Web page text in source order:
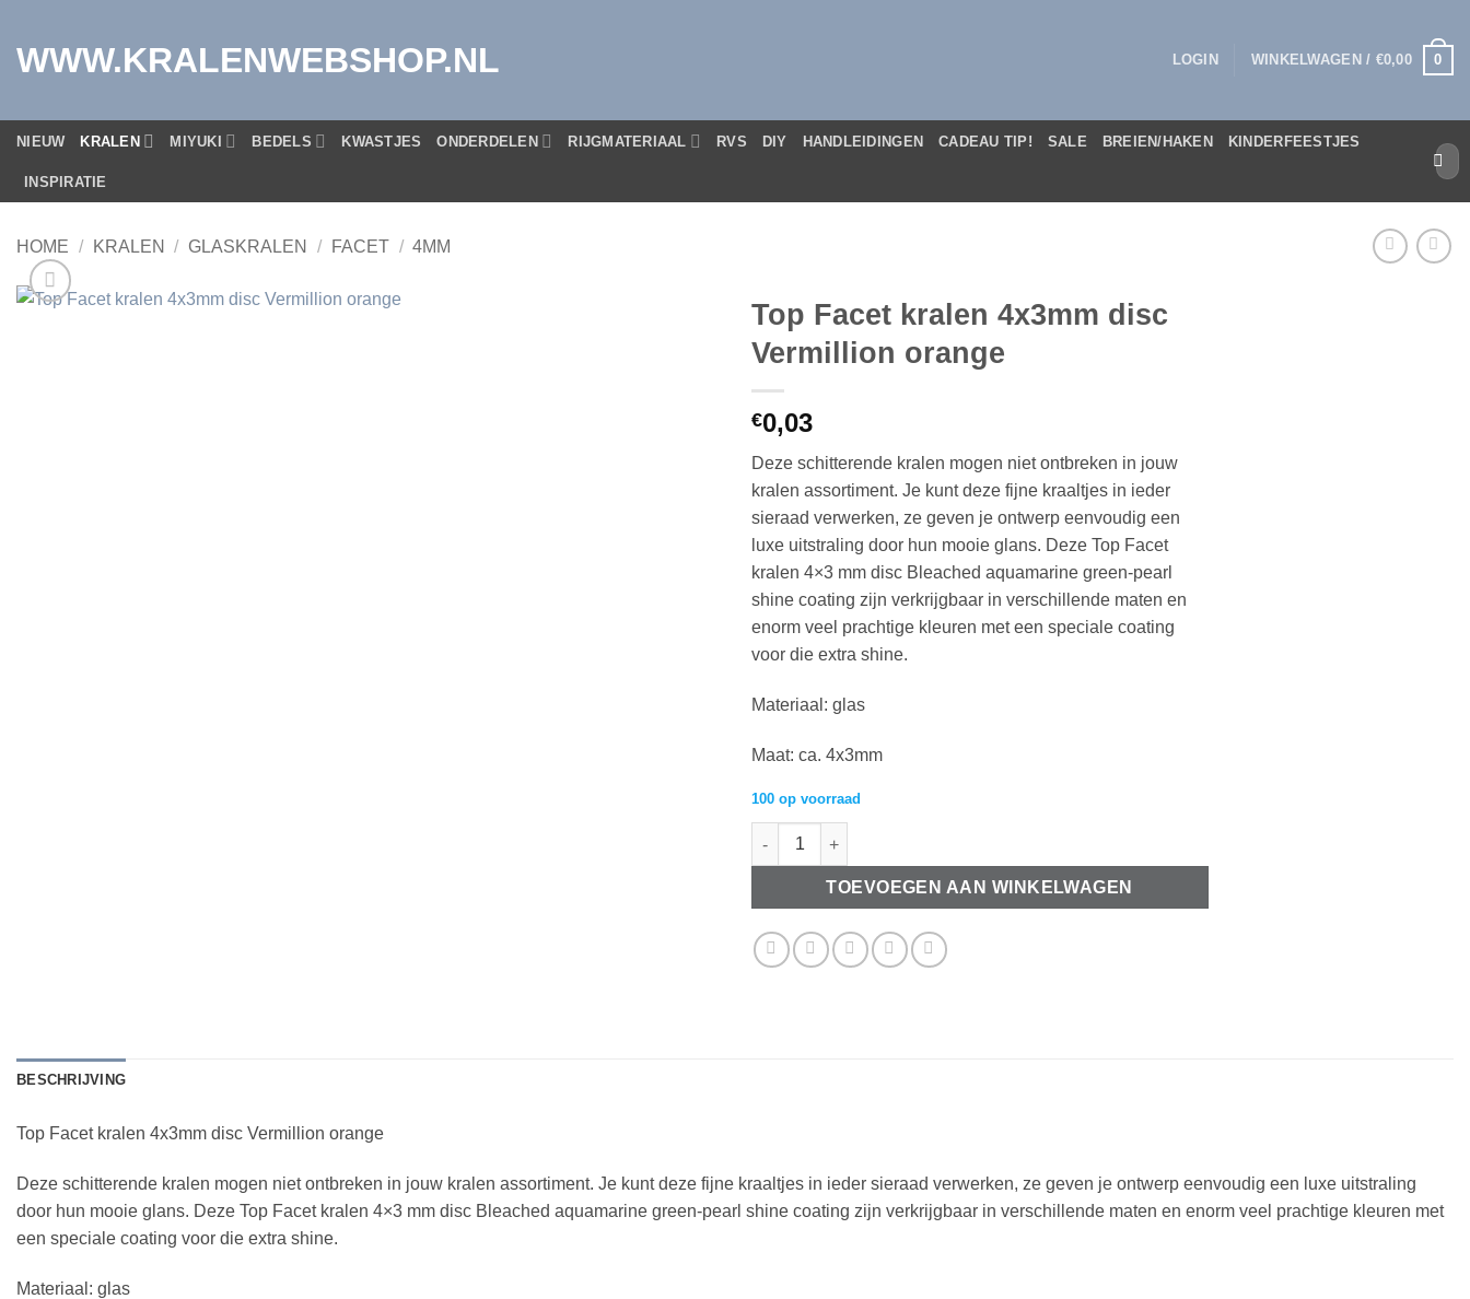
inhoud
WWW.KRALENWEBSHOP.NL LOGIN WINKELWAGEN / €0,00 0
NIEUW KRALEN MIYUKI BEDELS KWASTJES ONDERDELEN RIJGMATERIAAL RVS DIY HANDLEIDINGEN CADEAU TIP! SALE BREIEN/HAKEN KINDERFEESTJES
INSPIRATIE
naar:
HOME / KRALEN / GLASKRALEN / FACET / 4MM
Top Facet kralen 4x3mm disc
Vermillion orange
€0,03
Deze schitterende kralen mogen niet ontbreken in jouw
kralen assortiment. Je kunt deze fijne kraaltjes in ieder
sieraad verwerken, ze geven je ontwerp eenvoudig een
luxe uitstraling door hun mooie glans. Deze Top Facet
kralen 4×3 mm disc Bleached aquamarine green-pearl
shine coating zijn verkrijgbaar in verschillende maten en
enorm veel prachtige kleuren met een speciale coating
voor die extra shine.
Materiaal: glas
Maat: ca. 4x3mm
100 op voorraad
Top Facet kralen 4x3mm disc Vermillion orange aantal
TOEVOEGEN AAN WINKELWAGEN
BESCHRIJVING
Top Facet kralen 4x3mm disc Vermillion orange
Deze schitterende kralen mogen niet ontbreken in jouw kralen assortiment. Je kunt deze fijne kraaltjes in ieder sieraad verwerken, ze geven je ontwerp eenvoudig een luxe uitstraling
door hun mooie glans. Deze Top Facet kralen 4×3 mm disc Bleached aquamarine green-pearl shine coating zijn verkrijgbaar in verschillende maten en enorm veel prachtige kleuren met
een speciale coating voor die extra shine.
Materiaal: glas